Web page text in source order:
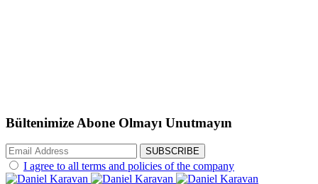
Bültenimize Abone Olmayı Unutmayın
SUBSCRIBE
I agree to all terms and policies of the company